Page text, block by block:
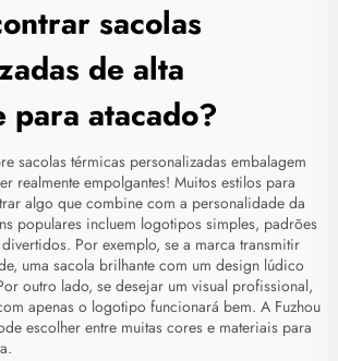
sacolas
de alta
para atacado?
sacolas térmicas personalizadas embalagem
realmente empolgantes! Muitos estilos para
algo que combine com a personalidade da
populares incluem logotipos simples, padrões
Por exemplo, se a marca transmitir
uma sacola brilhante com um design lúdico
outro lado, se desejar um visual profissional,
apenas o logotipo funcionará bem. A Fuzhou
escolher entre muitas cores e materiais para